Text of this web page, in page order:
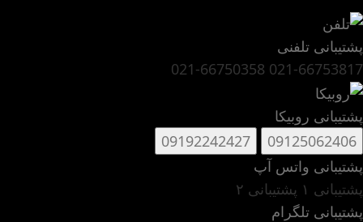
پشتیبانی تلفنی
021-66753817
021-66750358
پشتیبانی روبیکا
09125062406
09192242427
پشتیبانی واتس آپ
پشتیبانی ۱
پشتیبانی ۲
پشتیبانی تلگرام